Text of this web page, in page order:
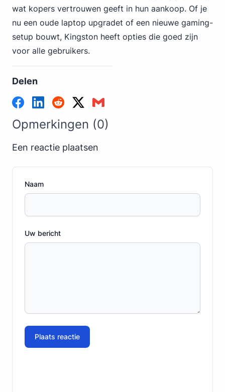
wat kopers vertrouwen geeft in hun aankoop. Of je
nu een oude laptop upgradet of een nieuwe gaming-
setup bouwt, Kingston heeft opties die goed zijn
voor alle gebruikers.
Delen
Opmerkingen (0)
Een reactie plaatsen
Naam
Uw bericht
Plaats reactie